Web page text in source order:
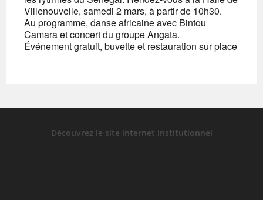
Villenouvelle, samedi 2 mars, à partir de 10h30.
Au programme, danse africaine avec Bintou
Camara et concert du groupe Angata.
Événement gratuit, buvette et restauration sur place
Découvrez le site internet institutionnel